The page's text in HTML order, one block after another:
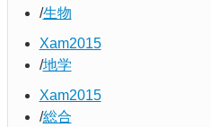
生物
Xam2015
地学
Xam2015
総合